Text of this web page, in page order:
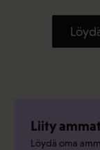
Liity
Löydä oma